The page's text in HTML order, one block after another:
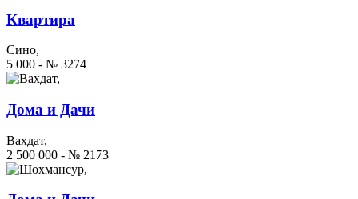
Квартира
Сино,
5 000 - № 3274
Дома и Дачи
Вахдат,
2 500 000 - № 2173